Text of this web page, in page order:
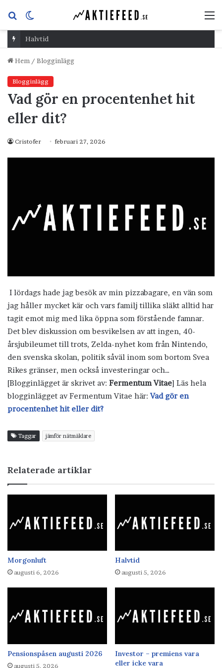
Sök
efterskin
Halvtid
Hem / Blogginlägg
Blogginlägg
Vad gör en procentenhet hit
eller dit?
Cristofer februari 27, 2026
I lördags hade jag besök av min pizzabagare, en vän som
jag håller mycket kär och vars familj tillika släkt alltid har
tagit emot mig med lika öppna som förstående famnar.
Det blev diskussion om besvikelsen av att ingen, 40-
årsjubileumet till trots, Zelda-nyhet kom från Nintendo,
den svenska skolan, politik såväl inom som bortom Svea
Rikes gränser, men också investeringar och…
[Blogginlägget är skrivet av: Fermentum Vitae] Läs hela
blogginlägget av Fermentum Vitae här:Vad gör en
procentenhet hit eller dit?
Taggar jämför nätmäklare
Relaterade artiklar
Morgonluft
augusti 6, 2026
Halvtid
augusti 5, 2026
Pensionspåsen augusti 2026
augusti 5, 2026
Investor – premiens vara
eller icke vara